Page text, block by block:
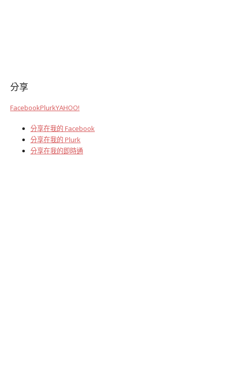
分享
FacebookPlurkYAHOO!
分享在我的 Facebook
分享在我的 Plurk
分享在我的即時通